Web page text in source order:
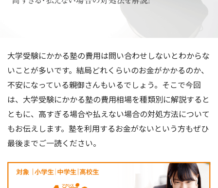
大学受験にかかる塾の費用は問い合わせしないとわからな
いことが多いです。結局どれくらいのお金がかかるのか、
不安になっている親御さんもいるでしょう。そこで今回
は、大学受験にかかる塾の費用相場を種類別に解説すると
ともに、高すぎる場合や払えない場合の対処方法について
もお伝えします。塾を利用するお金がないという方もぜひ
最後までご一読ください。